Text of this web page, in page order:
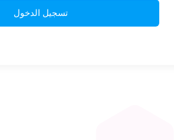
تسجيل الدخول